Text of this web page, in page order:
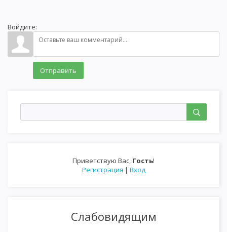
Приветствую Вас, Гость!
Регистрация | Вход
Слабовидящим
Войдите:
Отправить